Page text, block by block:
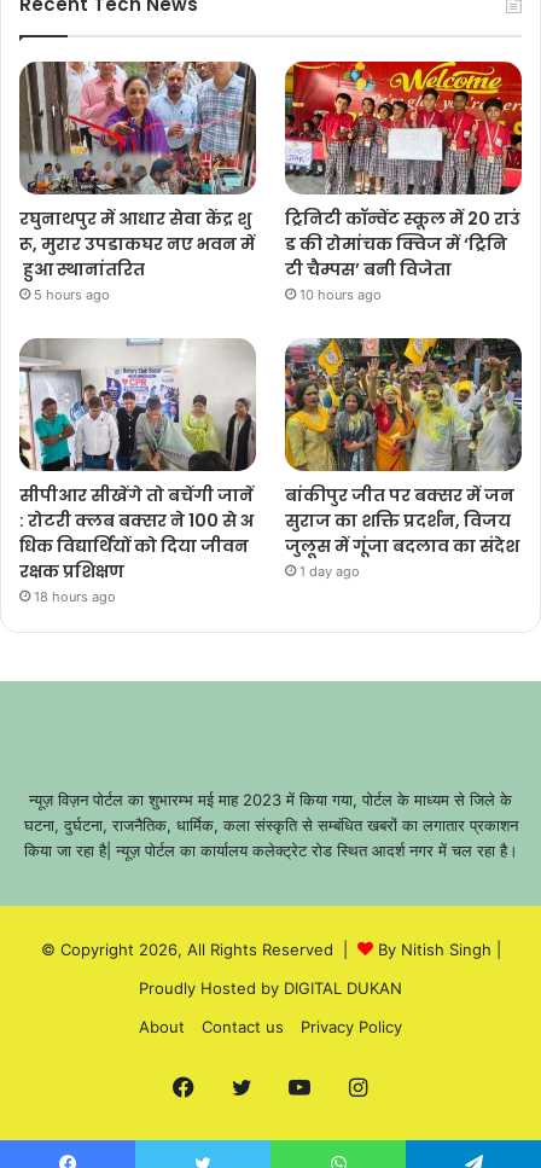
रघुनाथपुर में आधार सेवा केंद्र शु
रू, मुरार उपडाकघर नए भवन में
हुआ स्थानांतरित
5 hours ago
ट्रिनिटी कॉन्वेंट स्कूल में 20 राउं
ड की रोमांचक क्विज में ‘ट्रिनि
टी चैम्पस’ बनी विजेता
10 hours ago
सीपीआर सीखेंगे तो बचेंगी जानें
: रोटरी क्लब बक्सर ने 100 से अ
धिक विद्यार्थियों को दिया जीवन
रक्षक प्रशिक्षण
18 hours ago
बांकीपुर जीत पर बक्सर में जन
सुराज का शक्ति प्रदर्शन, विजय
जुलूस में गूंजा बदलाव का संदेश
1 day ago
न्यूज़ विज़न पोर्टल का शुभारम्भ मई माह 2023 में किया गया, पोर्टल के माध्यम से जिले के
घटना, दुर्घटना, राजनैतिक, धार्मिक, कला संस्कृति से सम्बंधित खबरों का लगातार प्रकाशन
किया जा रहा है| न्यूज़ पोर्टल का कार्यालय कलेक्ट्रेट रोड स्थित आदर्श नगर में चल रहा है।
© Copyright 2026, All Rights Reserved | By Nitish Singh
Proudly Hosted by DIGITAL DUKAN
About
Contact us Privacy Policy
Facebook
Twitter YouTubeInstagram